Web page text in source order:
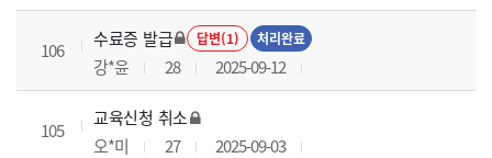
106
수료증 발급 답변(1) 처리완료
강*윤 28 2025-09-12
105
교육신청 취소
오*미
27 2025-09-03